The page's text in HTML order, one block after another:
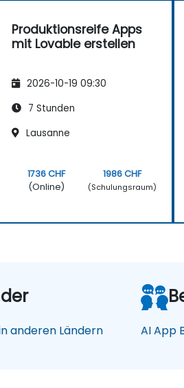
Produktionsreife Apps
mit Lovable erstellen
2026-10-19 09:30
7 Stunden
Lausanne
1736 CHF
(Online)
1986 CHF
(Schulungsraum)
anderen Ländern
AI App